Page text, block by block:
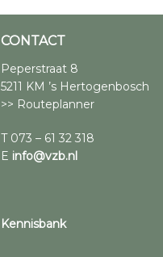
CONTACT
Peperstraat 8
5211 KM ’s Hertogenbosch
>> Routeplanner
T 073 – 61 32 318
E info@vzb.nl
Kennisbank